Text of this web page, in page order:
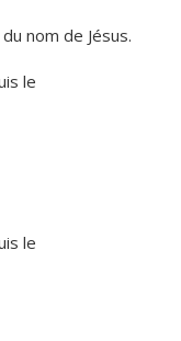
nom de Jésus.
le
le